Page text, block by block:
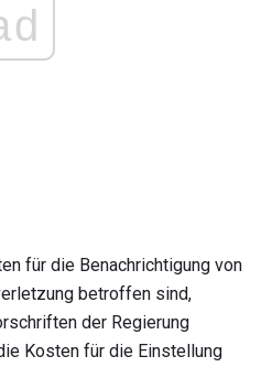
für die Benachrichtigung von
betroffen sind,
der Regierung
Kosten für die Einstellung